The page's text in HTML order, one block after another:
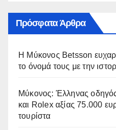
Πρόσφατα Άρθρα
Η Μύκονος Betsson
το όνομά τους με την
Μύκονος: Έλληνας
και Rolex αξίας 75.000
τουρίστα